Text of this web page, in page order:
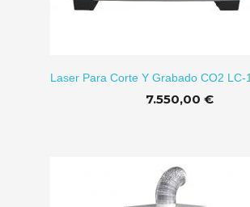
Laser Para Corte Y Grabado CO2 LC-
7.550,00 €